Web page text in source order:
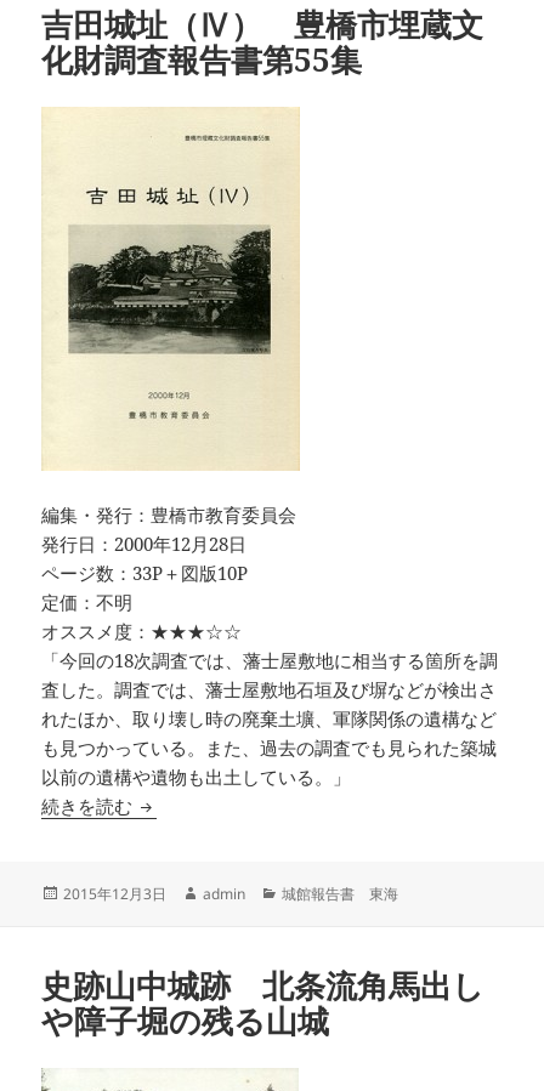
吉田城址（Ⅳ） 豊橋市埋蔵文
化財調査報告書第55集
編集・発行：豊橋市教育委員会
発行日：2000年12月28日
ページ数：33P＋図版10P
定価：不明
オススメ度：★★★☆☆
「今回の18次調査では、藩士屋敷地に相当する箇所を調
査した。調査では、藩士屋敷地石垣及び塀などが検出さ
れたほか、取り壊し時の廃棄土壙、軍隊関係の遺構など
も見つかっている。また、過去の調査でも見られた築城
以前の遺構や遺物も出土している。」
続きを読む 吉田城址（Ⅳ） 豊橋市埋蔵文化財調査報告書第
投
2015年12月3日
作
admin
カ
ー
城館報告書 東海
史跡山中城跡 北条流角馬出し
や障子堀の残る山城